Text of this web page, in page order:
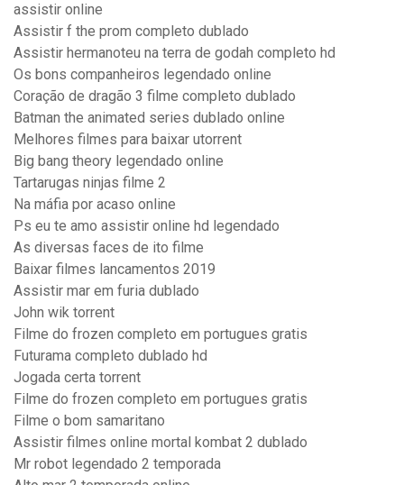
assistir online
Assistir f the prom completo dublado
Assistir hermanoteu na terra de godah completo hd
Os bons companheiros legendado online
Coração de dragão 3 filme completo dublado
Batman the animated series dublado online
Melhores filmes para baixar utorrent
Big bang theory legendado online
Tartarugas ninjas filme 2
Na máfia por acaso online
Ps eu te amo assistir online hd legendado
As diversas faces de ito filme
Baixar filmes lancamentos 2019
Assistir mar em furia dublado
John wik torrent
Filme do frozen completo em portugues gratis
Futurama completo dublado hd
Jogada certa torrent
Filme do frozen completo em portugues gratis
Filme o bom samaritano
Assistir filmes online mortal kombat 2 dublado
Mr robot legendado 2 temporada